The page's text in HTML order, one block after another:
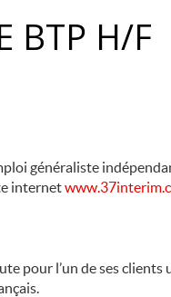
BTP H/F
généraliste
internet
pour l’un de ses clients